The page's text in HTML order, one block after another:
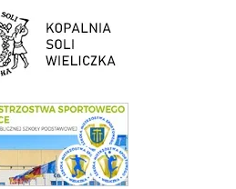
Soli Wieliczka